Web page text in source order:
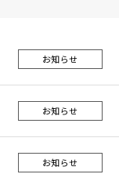
お知らせ
お知らせ
お知らせ